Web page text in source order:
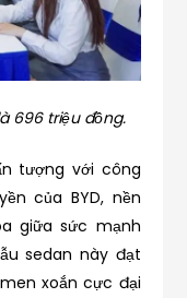
696 triệu đồng.
tượng với công
của BYD, nền
giữa sức mạnh
sedan này đạt
xoắn cực đại